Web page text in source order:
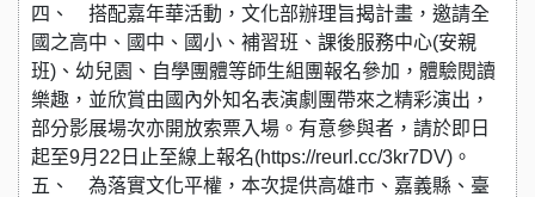
四、 搭配嘉年華活動，文化部辦理旨揭計畫，邀請全
國之高中、國中、國小、補習班、課後服務中心(安親
班)、幼兒園、自學團體等師生組團報名參加，體驗閱讀
樂趣，並欣賞由國內外知名表演劇團帶來之精彩演出，
部分影展場次亦開放索票入場。有意參與者，請於即日
起至9月22日止至線上報名(https://reurl.cc/3kr7DV)。
五、 為落實文化平權，本次提供高雄市、嘉義縣、臺